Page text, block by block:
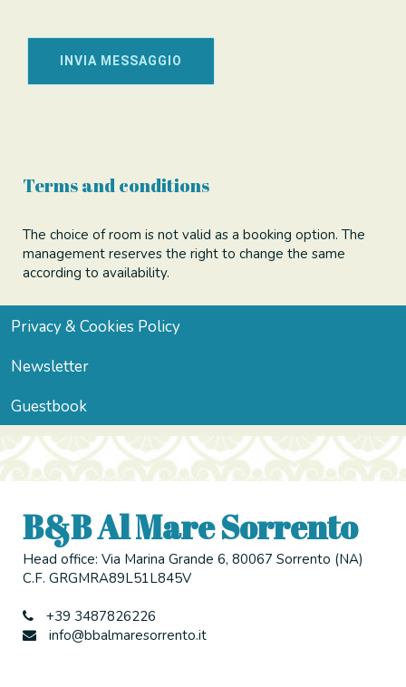
Terms and conditions
The choice of room is not valid as a booking option. The
management reserves the right to change the same
according to availability.
Privacy & Cookies Policy
Newsletter
Guestbook
B&B Al Mare Sorrento
Head office: Via Marina Grande 6, 80067 Sorrento (NA)
C.F. GRGMRA89L51L845V
+39 3487826226
info@bbalmaresorrento.it